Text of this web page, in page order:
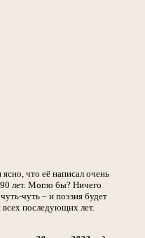
что её написал очень
лет. Могло бы? Ничего
чуть – и поэзия будет
всех последующих лет.